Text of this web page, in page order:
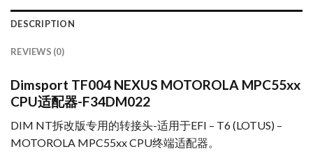
DESCRIPTION
REVIEWS (0)
Dimsport TF004 NEXUS MOTOROLA MPC55xx
CPU适配器-F34DM022
DIM NT拆改版专用的转接头-适用于EFI – T6 (LOTUS) –
MOTOROLA MPC55xx CPU终端适配器。